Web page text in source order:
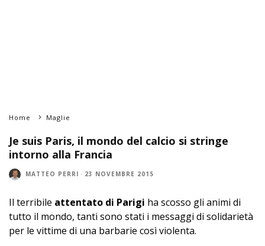
Home Maglie
Je suis Paris, il mondo del calcio si stringe
intorno alla Francia
MATTEO PERRI · 23 NOVEMBRE 2015
Il terribile attentato di Parigi ha scosso gli animi di
tutto il mondo, tanti sono stati i messaggi di solidarietà
per le vittime di una barbarie così violenta.